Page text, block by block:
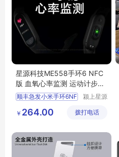
星源科技ME558手环6 NFC
版 血氧心率监测 运动计步睡
眠压力全记录
顺丰急发小米手环6NF
颍上星源
有限公司
￥ 264.00 拨打电话